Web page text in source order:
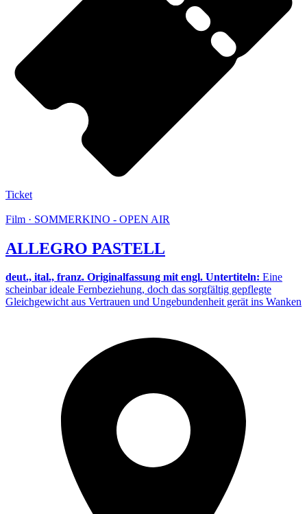
Ticket
Film · SOMMERKINO - OPEN AIR
ALLEGRO PASTELL
deut., ital., franz. Originalfassung mit engl. Untertiteln: Eine
scheinbar ideale Fernbeziehung, doch das sorgfältig gepflegte
Gleichgewicht aus Vertrauen und Ungebundenheit gerät ins Wanken